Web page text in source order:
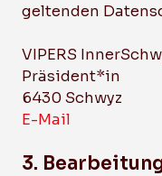
geltenden
VIPERS
Präsident*in
6430 Schwyz
E-Mail
3.